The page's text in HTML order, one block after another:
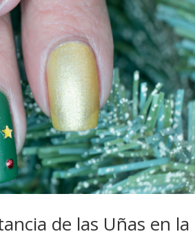
de las Uñas en la